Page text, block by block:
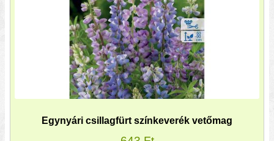
Egynyári csillagfürt színkeverék vetőmag